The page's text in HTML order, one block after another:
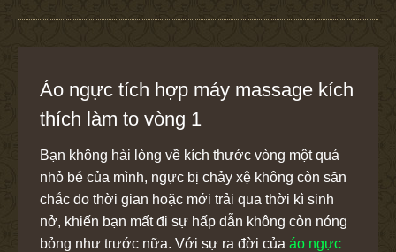
Áo ngực tích hợp máy massage kích
thích làm to vòng 1
Bạn không hài lòng về kích thước vòng một quá
nhỏ bé của mình, ngực bị chảy xệ không còn săn
chắc do thời gian hoặc mới trải qua thời kì sinh
nở, khiến bạn mất đi sự hấp dẫn không còn nóng
bỏng như trước nữa. Với sự ra đời của áo ngực